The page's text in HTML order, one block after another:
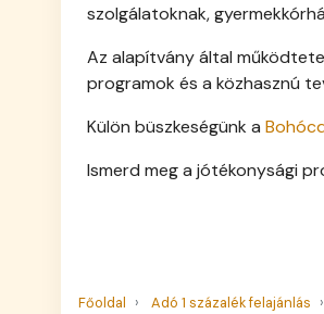
szolgálatoknak,
Az alapítvány által
programok és a közhasznú
Külön büszkeségünk a
Ismerd meg a jótékonysági
Főoldal Adó 1 százalék felajánlás